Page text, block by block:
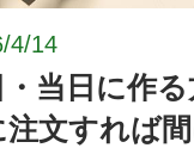
4/14
当日に作る
文すれば